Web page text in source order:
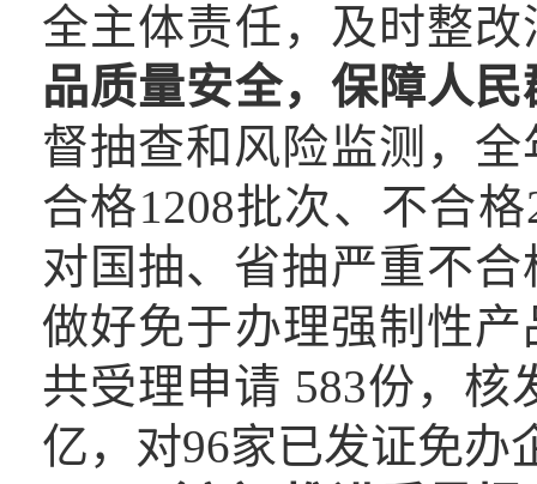
全主体责任，及时整
品质量安全，保障人
督抽查和风险监测，
合格1208批次、不合
对国抽、省抽严重不
做好免于办理强制性
共受理申请 583份，核
亿，对96家已发证免办